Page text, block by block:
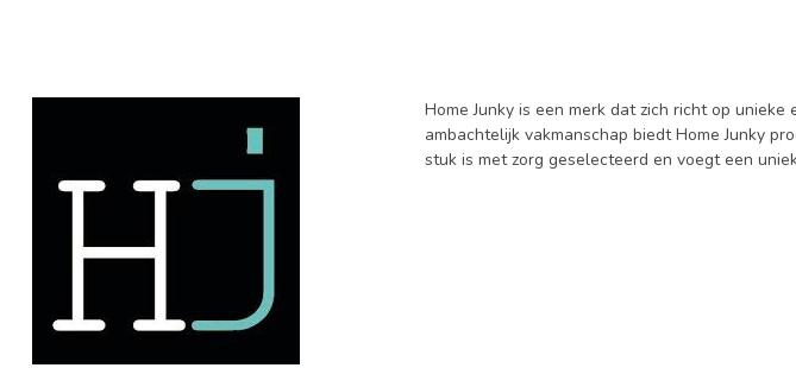
Home Junky is een merk dat zich richt op
ambachtelijk vakmanschap biedt Home Junky
stuk is met zorg geselecteerd en voegt een